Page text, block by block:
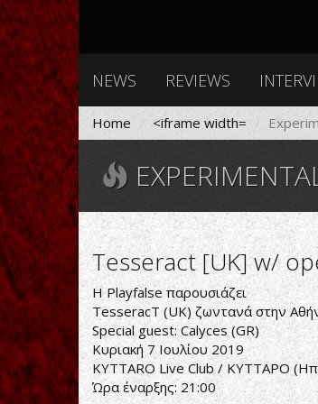
NEWS REVIEWS
Home <iframe width=
Tesseract [UK] w/
ΗPlayfalse παρουσιάζει
TesseracT (UK) ζωντανά στην
Special guest:Calyces (GR)
Κυριακή 7 Ιουλίου 2019
KYTTARO Live Club / ΚΥΤΤΑΡΟ
Ώρα έναρξης: 21:00